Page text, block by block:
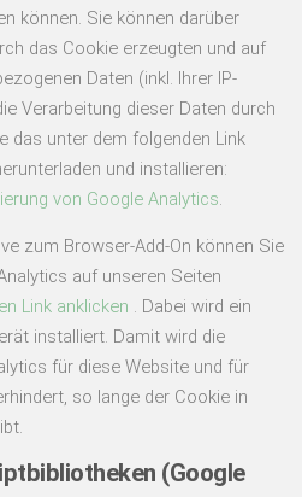
können. Sie können darüber
das Cookie erzeugten und auf
Daten (inkl. Ihrer IP-
Verarbeitung dieser Daten durch
das unter dem folgenden Link
und installieren:
von Google Analytics.
zum Browser-Add-On können Sie
auf unseren Seiten
Link anklicken . Dabei wird ein
installiert. Damit wird die
für diese Website und für
so lange der Cookie in
(Google